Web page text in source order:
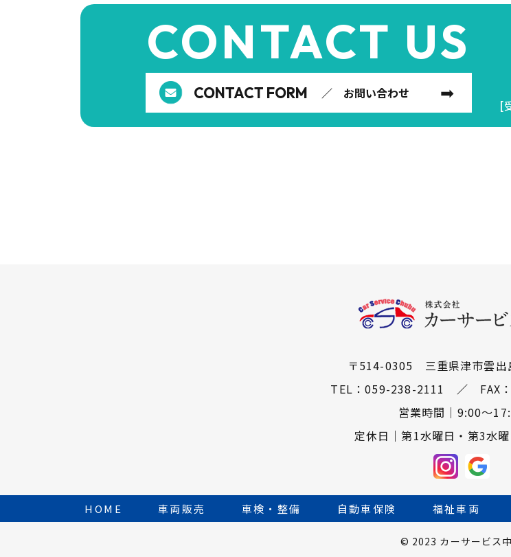
CONTACT US
CONTACT FORM ／ お問い合わせ
[
〒514-0305 三重県津市雲出
TEL：059-238-2111 ／ ​​​​​​​FAX
営業時間｜9:00～
定休日｜第1水曜日・第3水
HOME 車両販売 車検・整備 自動車保険 福祉車両
© 2023 カーサービス